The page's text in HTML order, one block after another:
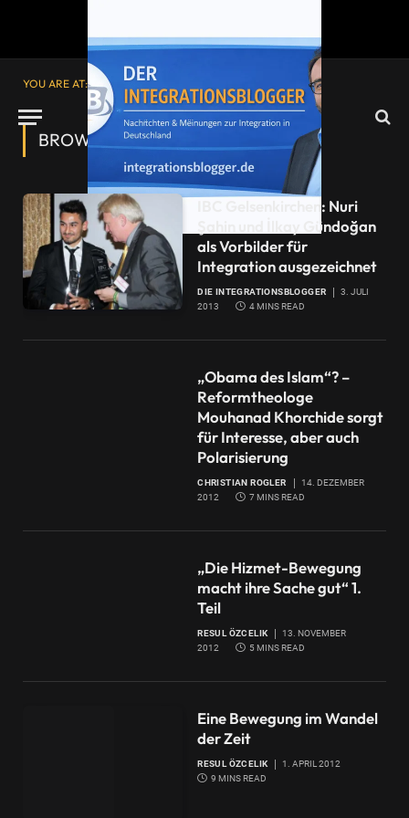
YOU ARE AT: Startseite»
BROWSING:DR.
IBC Gelsenkirchen: Nuri
Şahin und İlkay Gündoğan
als Vorbilder für
Integration ausgezeichnet
DIE INTEGRATIONSBLOGGER
3. JULI
2013
4 MINS READ
„Obama des Islam“? –
Reformtheologe
Mouhanad Khorchide sorgt
für Interesse, aber auch
Polarisierung
CHRISTIAN ROGLER
14. DEZEMBER
2012
7 MINS READ
„Die Hizmet-Bewegung
macht ihre Sache gut“ 1.
Teil
RESUL ÖZCELIK
13. NOVEMBER
2012
5 MINS READ
Eine Bewegung im Wandel
der Zeit
RESUL ÖZCELIK
1. APRIL 2012
9 MINS READ